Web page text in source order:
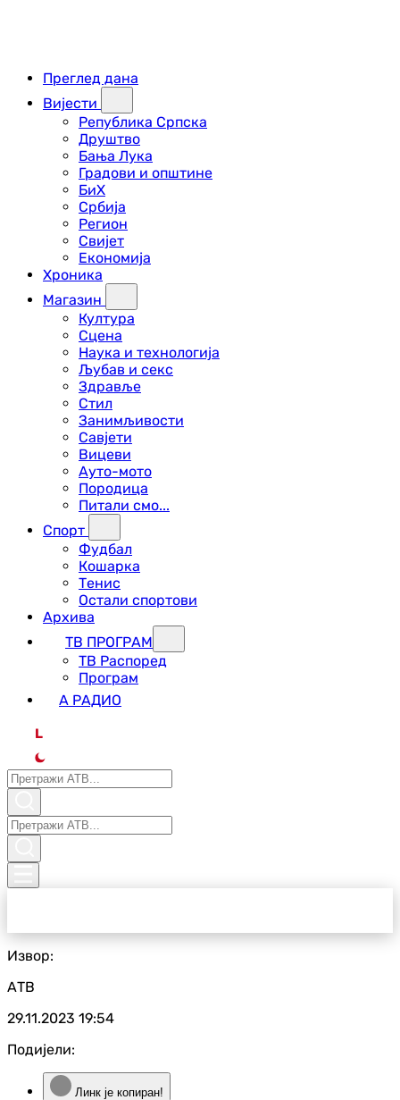
Преглед дана
Вијести
Република Српска
Друштво
Бања Лука
Градови и општине
БиХ
Србија
Регион
Свијет
Економија
Хроника
Магазин
Култура
Сцена
Наука и технологија
Љубав и секс
Здравље
Стил
Занимљивости
Савјети
Вицеви
Ауто-мото
Породица
Питали смо...
Спорт
Фудбал
Кошарка
Тенис
Остали спортови
Архива
ТВ ПРОГРАМ
ТВ Распоред
Програм
А РАДИО
L
Извор:
АТВ
29.11.2023 19:54
Подијели:
Линк је копиран!